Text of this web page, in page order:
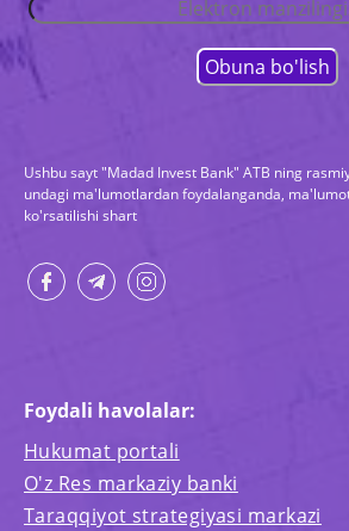
Ushbu sayt "Madad Invest Bank" ATB ning
undagi ma'lumotlardan foydalanganda,
ko'rsatilishi shart
Foydali havolalar:
Hukumat portali
O'z Res markaziy banki
Taraqqiyot strategiyasi markazi